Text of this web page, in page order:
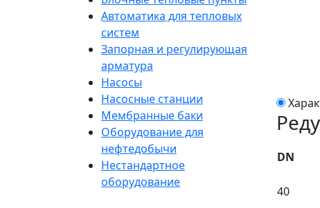
Автоматика для тепловых
систем
Запорная и регулирующая
арматура
Насосы
Насосные станции
Мембранные баки
Оборудование для
нефтедобычи
Нестандартное
оборудование
DN
40